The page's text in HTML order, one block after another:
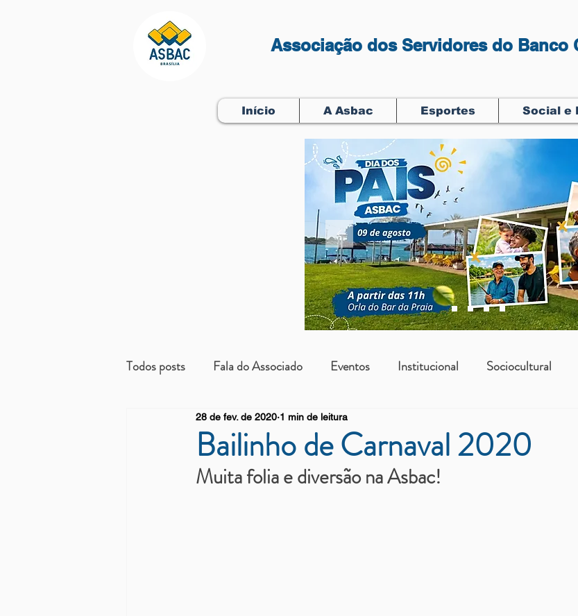
Associação dos Servidores do Banco
Início A Asbac Esportes Social e
Todos posts Fala do Associado Eventos Institucional Sociocultural
Beneficientes Arrendatários Vantagens Asbac
Bailinho de Carnaval 2020
28 de fev. de 2020 1 min de leitura
Muita folia e diversão na Asbac!